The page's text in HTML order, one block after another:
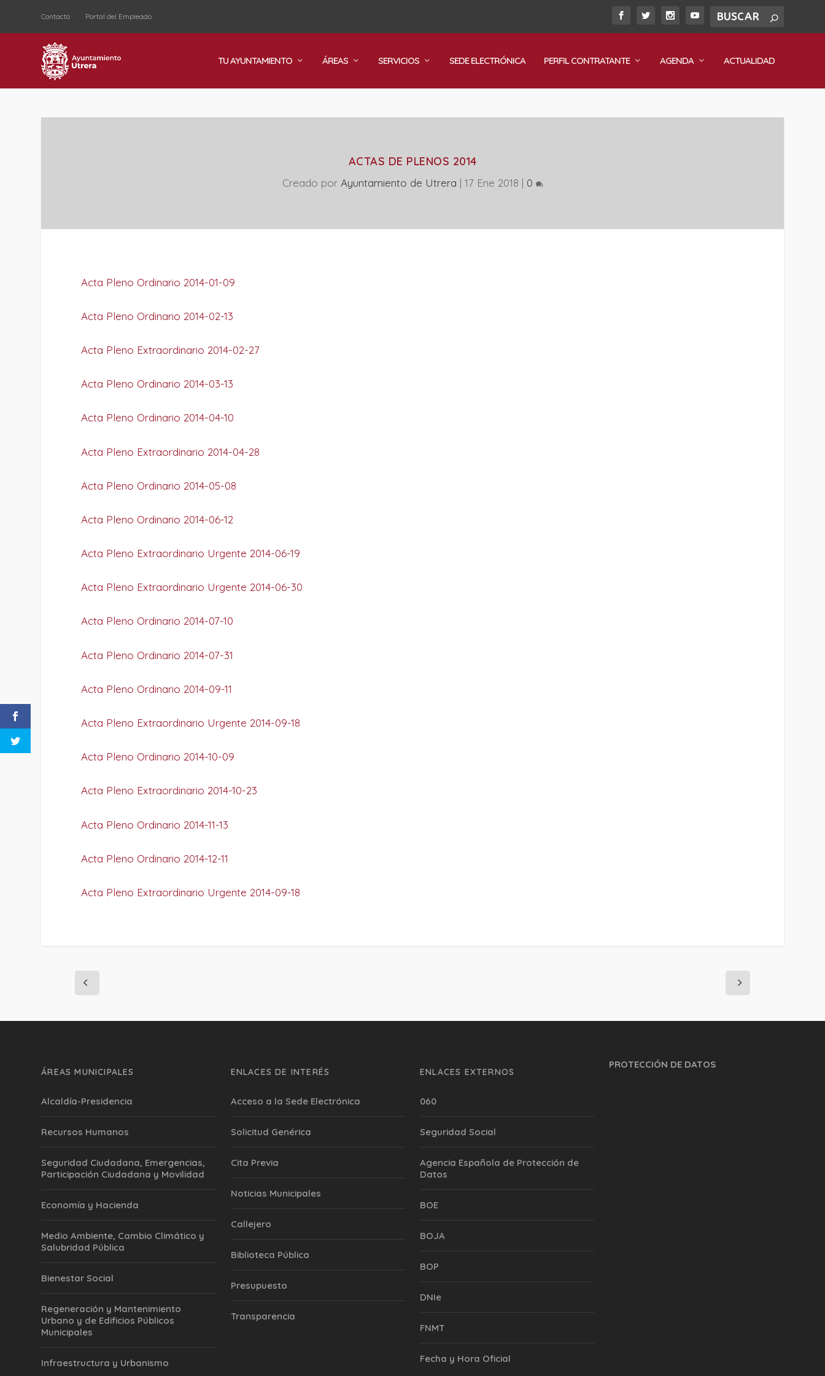
Contacto Portal del Empleado
TU AYUNTAMIENTO ÁREAS SERVICIOS SEDE ELECTRÓNICA PERFIL CONTRATANTE AGENDA ACTUALIDAD
ACTAS DE PLENOS 2014
Creado por Ayuntamiento de Utrera | 17 Ene 2018 | 0
Acta Pleno Ordinario 2014-01-09
Acta Pleno Ordinario 2014-02-13
Acta Pleno Extraordinario 2014-02-27
Acta Pleno Ordinario 2014-03-13
Acta Pleno Ordinario 2014-04-10
Acta Pleno Extraordinario 2014-04-28
Acta Pleno Ordinario 2014-05-08
Acta Pleno Ordinario 2014-06-12
Acta Pleno Extraordinario Urgente 2014-06-19
Acta Pleno Extraordinario Urgente 2014-06-30
Acta Pleno Ordinario 2014-07-10
Acta Pleno Ordinario 2014-07-31
Acta Pleno Ordinario 2014-09-11
Acta Pleno Extraordinario Urgente 2014-09-18
Acta Pleno Ordinario 2014-10-09
Acta Pleno Extraordinario 2014-10-23
Acta Pleno Ordinario 2014-11-13
Acta Pleno Ordinario 2014-12-11
Acta Pleno Extraordinario Urgente 2014-09-18
ÁREAS MUNICIPALES
Alcaldía-Presidencia
Recursos Humanos
Seguridad Ciudadana, Emergencias,
Participación Ciudadana y Movilidad
Economía y Hacienda
Medio Ambiente, Cambio Climático y
Salubridad Pública
Bienestar Social
Regeneración y Mantenimiento
Urbano y de Edificios Públicos
Municipales
Infraestructura y Urbanismo
ENLACES DE INTERÉS
Acceso a la Sede Electrónica
Solicitud Genérica
Cita Previa
‎Noticias Municipales
Callejero
Biblioteca Pública
Presupuesto
Transparencia
ENLACES EXTERNOS
060
Seguridad Social
Agencia Española de Protección de
Datos
BOE
BOJA
BOP
DNIe
FNMT
Fecha y Hora Oficial
PROTECCIÓN DE DATOS